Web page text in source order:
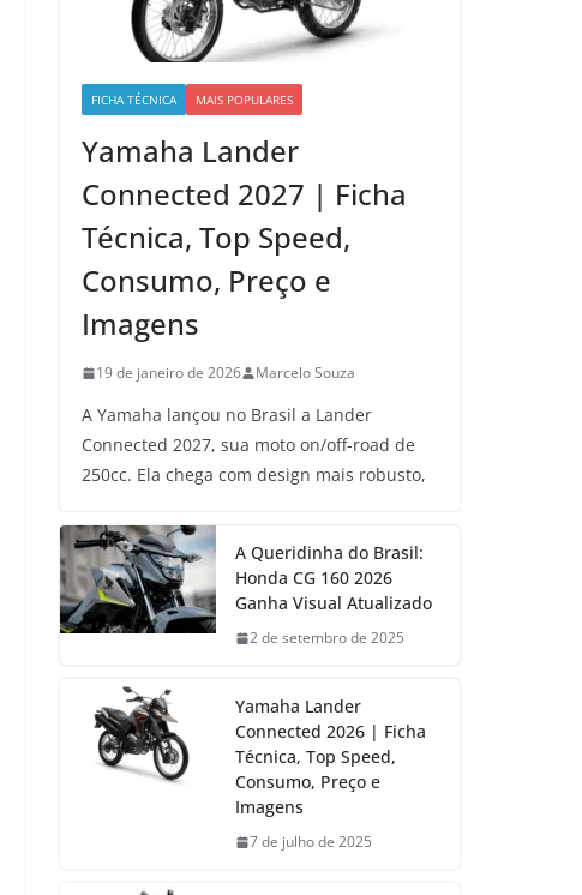
FICHA TÉCNICA MAIS POPULARES
Yamaha Lander
Connected 2027 | Ficha
Técnica, Top Speed,
Consumo, Preço e
Imagens
19 de janeiro de 2026 Marcelo Souza
A Yamaha lançou no Brasil a Lander
Connected 2027, sua moto on/off-road de
250cc. Ela chega com design mais robusto,
A Queridinha do Brasil:
Honda CG 160 2026
Ganha Visual Atualizado
2 de setembro de 2025
Yamaha Lander
Connected 2026 | Ficha
Técnica, Top Speed,
Consumo, Preço e
Imagens
7 de julho de 2025